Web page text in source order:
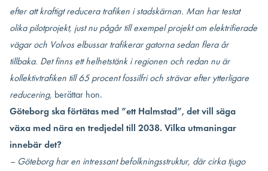
efter att kraftigt reducera trafiken i stadskärnan. Man har testat
olika pilotprojekt, just nu pågår till exempel projekt om elektrifierade
vägar och Volvos elbussar trafikerar gatorna sedan flera år
tillbaka. Det finns ett helhetstänk i regionen och redan nu är
kollektivtrafiken till 65 procent fossilfri och strävar efter ytterligare
reducering, berättar hon.
Göteborg ska förtätas med ”ett Halmstad”, det vill säga
växa med nära en tredjedel till 2038. Vilka utmaningar
innebär det?
– Göteborg har en intressant befolkningsstruktur, där cirka tjugo